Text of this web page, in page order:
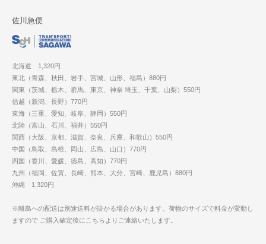
佐川急便
北海道 1,320円
東北（青森、秋田、岩手、宮城、山形、福島）880円
関東（茨城、栃木、群馬、東京、神奈 埼玉、千葉、山梨）550円
信越（新潟、長野）770円
東海（三重、愛知、岐阜、静岡）550円
北陸（富山、石川、福井）550円
関西（大阪、京都、滋賀、奈良、兵庫、和歌山）550円
中国（鳥取、島根、岡山、広島、山口）770円
四国（香川、愛媛、徳島、高知）770円
九州（福岡、佐賀、長崎、熊本、大分、宮崎、鹿児島）880円
沖縄 1,320円
※離島への配送は別途送料が掛かる場合があります。荷物のサイズで料金が変動し
ますので ご購入確定後にこちらよりご連絡いたします。